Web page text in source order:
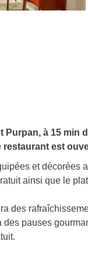
Purpan, à 15 min
restaurant est
et décorées
ainsi que le
des
pauses